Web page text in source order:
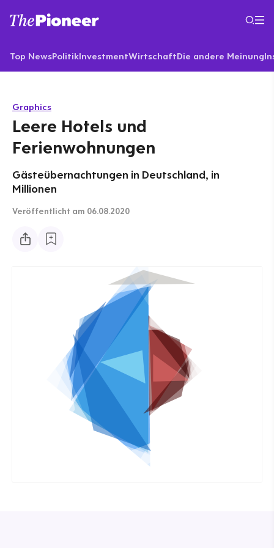
Top NewsPolitikInvestmentWirtschaftDie andere Meinung
Graphics
Leere Hotels und
Ferienwohnungen
Gästeübernachtungen in Deutschland, in
Millionen
Veröffentlicht am 06.08.2020